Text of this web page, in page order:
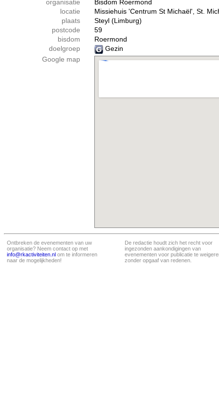
organisatie
Bisdom Roermond
locatie
Missiehuis 'Centrum St Michaël', St.
plaats
Steyl (Limburg)
postcode
59
bisdom
Roermond
doelgroep
Gezin
Google map
Ontbreken de evenementen van uw
organisatie? Neem contact op met
info@rkactiviteiten.nl om te informeren
naar de mogelijkheden!
De redactie houdt zich het recht voor
ingezonden aankondigingen van
evenementen voor publicatie te
zonder opgaaf van redenen.